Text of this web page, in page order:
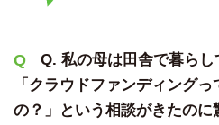
Q. 私の母は田舎で暮ら
「クラウドファンディング
の？」という相談がきたの